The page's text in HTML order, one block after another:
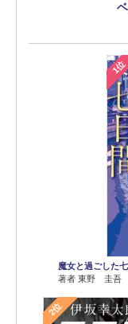
1位
魔女と過ごした
著者 東野 圭吾
2位